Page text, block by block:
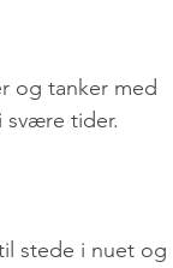
og tanker med
svære tider.
stede i nuet og